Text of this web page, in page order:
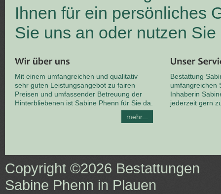
Ihnen für ein persönliches
Sie uns an oder nutzen
Mit einem umfangreichen und qualitativ
sehr guten Leistungsangebot zu fairen
Preisen und umfassender Betreuung der
Hinterbliebenen ist Sabine Phenn für Sie da.
mehr...
Bestattung
umfangreichen
Inhaberin
jederzeit gern
Copyright ©2026 Bestattungen
Sabine Phenn in Plauen